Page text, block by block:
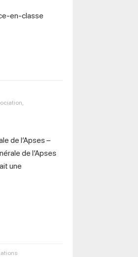
en-classe
,
de l’Apses –
de l’Apses
une